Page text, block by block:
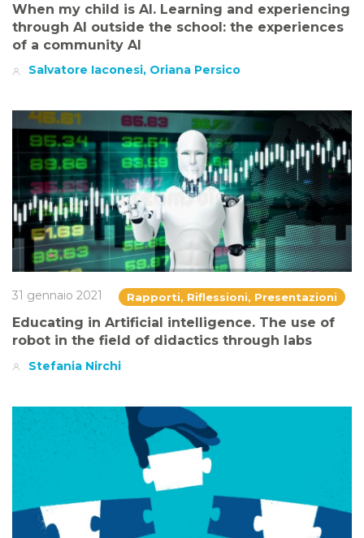
When my child is AI. Learning and experiencing
through AI outside the school: the experiences
of a community AI
Salvatore Iaconesi, Oriana Persico
31 gennaio 2021 Rapporti, Riflessioni, Presentazioni
Educating in Artificial intelligence. The use of
robot in the field of didactics through labs
Stefania Nirchi